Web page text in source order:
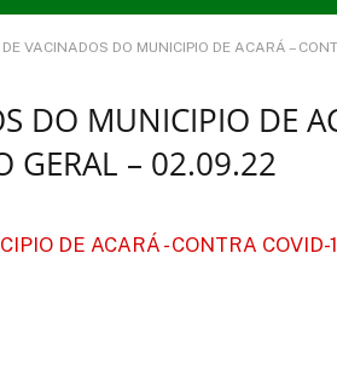
VACINADOS DO MUNICIPIO DE ACARÁ –
DO MUNICIPIO DE
GERAL – 02.09.22
DE ACARÁ - CONTRA COVID-